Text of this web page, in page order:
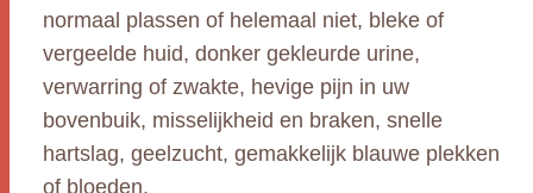
normaal plassen of helemaal niet, bleke of
vergeelde huid, donker gekleurde urine,
verwarring of zwakte, hevige pijn in uw
bovenbuik, misselijkheid en braken, snelle
hartslag, geelzucht, gemakkelijk blauwe plekken
of bloeden.